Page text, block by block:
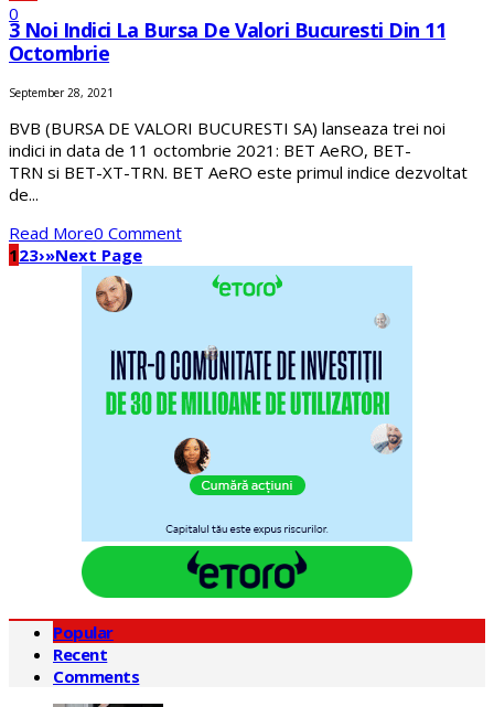
0
3 Noi Indici La Bursa De Valori Bucuresti Din 11
Octombrie
September 28, 2021
BVB (BURSA DE VALORI BUCURESTI SA) lanseaza trei noi
indici in data de 11 octombrie 2021: BET AeRO, BET-
TRN si BET-XT-TRN. BET AeRO este primul indice dezvoltat
de...
Read More0 Comment
123›»Next Page
Popular
Recent
Comments